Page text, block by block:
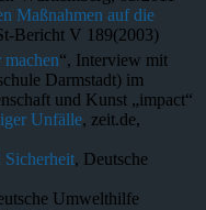
Maßnahmen auf die
Bericht V 189(2003)
“, Interview mit
Darmstadt) im
und Kunst „impact“
Unfälle, zeit.de,
, Deutsche
Umwelthilfe